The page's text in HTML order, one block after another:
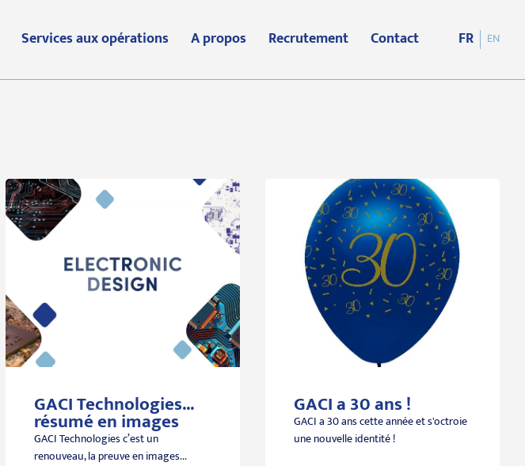
Services aux opérations A propos Recrutement Contact FR EN
GACI Technologies...
résumé en images
GACI Technologies c’est un
renouveau, la preuve en images...
GACI a 30 ans !
GACI a 30 ans cette année et s'octroie
une nouvelle identité !